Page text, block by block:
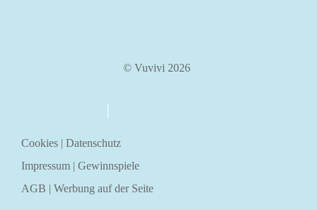
© Vuvivi 2026
Cookies | Datenschutz
Impressum | Gewinnspiele
AGB | Werbung auf der Seite